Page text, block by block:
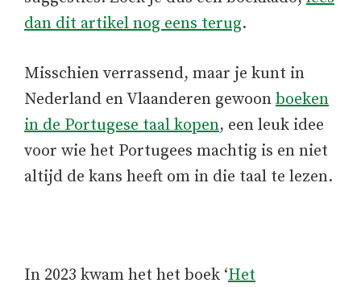
dan dit artikel nog eens terug.
Misschien verrassend, maar je kunt in
Nederland en Vlaanderen gewoon boeken
in de Portugese taal kopen, een leuk idee
voor wie het Portugees machtig is en niet
altijd de kans heeft om in die taal te lezen.
In 2023 kwam het het boek ‘Het